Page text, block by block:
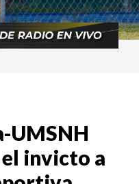
invicto a